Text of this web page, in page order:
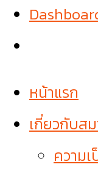
หน้าแรก
เกี่ยวกับส
ความ